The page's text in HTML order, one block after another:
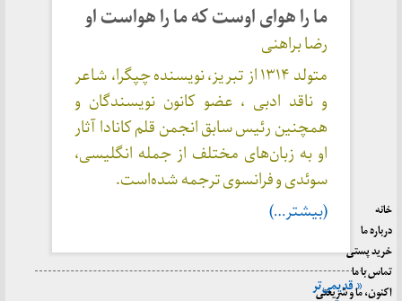
ما را هوای اوست که ما را هواست او
رضا براهنی
متولد ۱۳۱۴ از تبریز، نویسنده چپگرا، شاعر
و ناقد ادبی ، عضو کانون نویسندگان و
همچنین رئیس سابق انجمن قلم کانادا آثار
او به زبان‌های مختلف از جمله انگلیسی،
سوئدی و فرانسوی ترجمه شده‌است.
(بیشتر…)
« قدیمی‌تر
خانه
درباره ما
خرید پستی
تماس با ما
اکنون، ما و شریعتی